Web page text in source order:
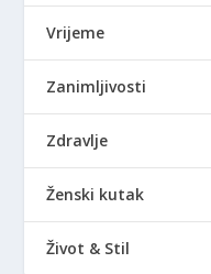
Vrijeme
Zanimljivosti
Zdravlje
Ženski kutak
Život & Stil